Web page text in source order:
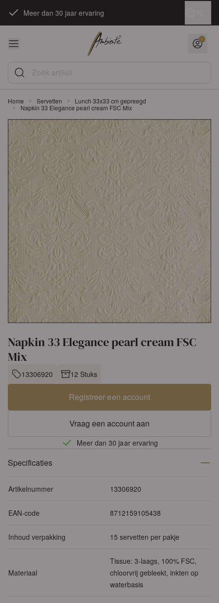
Meer dan 30 jaar ervaring
Zoek artikel
Home Servetten
Lunch 33x33 cm gepreegd
Napkin 33 Elegance pearl cream FSC Mix
Napkin 33 Elegance pearl cream FSC
Mix
13306920 12 Stuks
Registreer een account
Vraag een account aan
Meer dan 30 jaar ervaring
Specificaties
Artikelnummer 13306920
EAN-code 8712159105438
Inhoud verpakking 15 servetten per pakje
Materiaal
Tissue: 3-laags, 100% FSC,
chloorvrij gebleekt, inkten op
waterbasis